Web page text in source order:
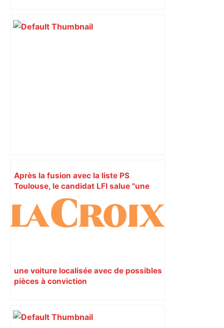
Augustins
Après la fusion avec la liste PS
Toulouse, le candidat LFI salue "une
dynamique qui nous oblige à la
responsabilité" – Franceinfo
une voiture localisée avec de possibles
pièces à conviction